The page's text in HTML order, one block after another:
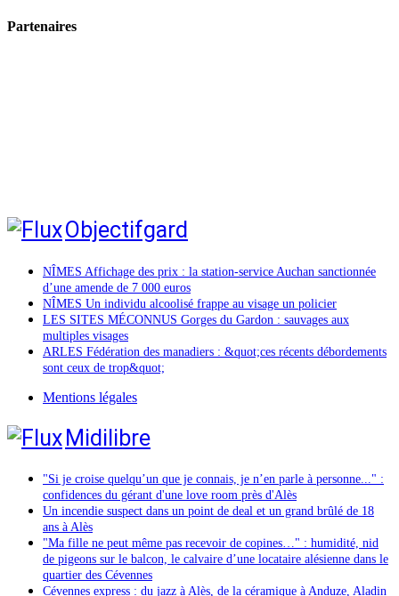
Partenaires
Objectifgard
NÎMES Affichage des prix : la station-service Auchan sanctionnée
d’une amende de 7 000 euros
NÎMES Un individu alcoolisé frappe au visage un policier
LES SITES MÉCONNUS Gorges du Gardon : sauvages aux
multiples visages
ARLES Fédération des manadiers : &quot;ces récents débordements
sont ceux de trop&quot;
Mentions légales
Midilibre
"Si je croise quelqu’un que je connais, je n’en parle à personne..." :
confidences du gérant d'une love room près d'Alès
Un incendie suspect dans un point de deal et un grand brûlé de 18
ans à Alès
"Ma fille ne peut même pas recevoir de copines…" : humidité, nid
de pigeons sur le balcon, le calvaire d’une locataire alésienne dans le
quartier des Cévennes
Cévennes express : du jazz à Alès, de la céramique à Anduze, Aladin